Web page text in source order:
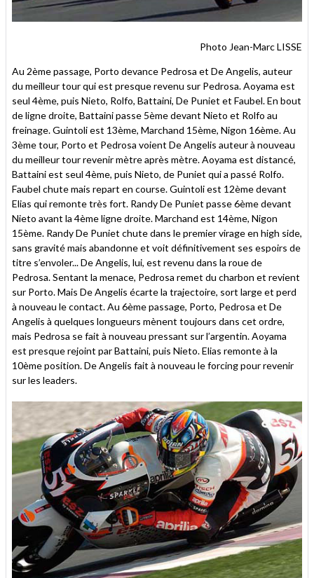
Photo Jean-Marc LISSE
Au 2ème passage, Porto devance Pedrosa et De Angelis, auteur
du meilleur tour qui est presque revenu sur Pedrosa. Aoyama est
seul 4ème, puis Nieto, Rolfo, Battaini, De Puniet et Faubel. En bout
de ligne droite, Battaini passe 5ème devant Nieto et Rolfo au
freinage. Guintoli est 13ème, Marchand 15ème, Nigon 16ème. Au
3ème tour, Porto et Pedrosa voient De Angelis auteur à nouveau
du meilleur tour revenir mètre après mètre. Aoyama est distancé,
Battaini est seul 4ème, puis Nieto, de Puniet qui a passé Rolfo.
Faubel chute mais repart en course. Guintoli est 12ème devant
Elias qui remonte très fort. Randy De Puniet passe 6ème devant
Nieto avant la 4ème ligne droite. Marchand est 14ème, Nigon
15ème. Randy De Puniet chute dans le premier virage en high side,
sans gravité mais abandonne et voit définitivement ses espoirs de
titre s’envoler... De Angelis, lui, est revenu dans la roue de
Pedrosa. Sentant la menace, Pedrosa remet du charbon et revient
sur Porto. Mais De Angelis écarte la trajectoire, sort large et perd
à nouveau le contact. Au 6ème passage, Porto, Pedrosa et De
Angelis à quelques longueurs mènent toujours dans cet ordre,
mais Pedrosa se fait à nouveau pressant sur l’argentin. Aoyama
est presque rejoint par Battaini, puis Nieto. Elias remonte à la
10ème position. De Angelis fait à nouveau le forcing pour revenir
sur les leaders.